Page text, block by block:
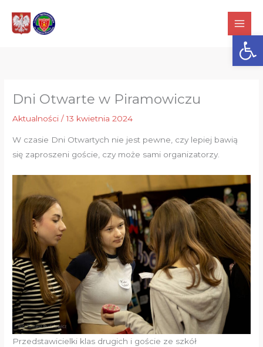
treści
Dni Otwarte w Piramowiczu
Aktualności /13 kwietnia 2024
W czasie Dni Otwartych nie jest pewne, czy lepiej bawią
się zaproszeni goście, czy może sami organizatorzy.
Przedstawicielki klas drugich i goście ze szkół